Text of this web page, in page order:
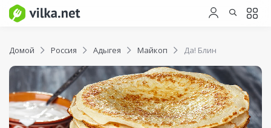
Домой Россия Адыгея Майкоп Да! Блин